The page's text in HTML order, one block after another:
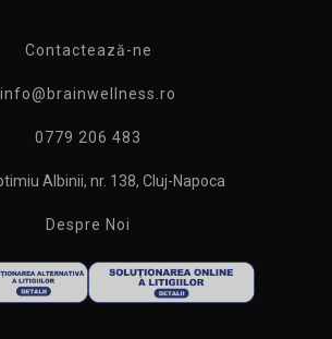
Contactează-ne
info@brainwellness.ro
0779 206 483
Albinii, nr. 138, Cluj-Napoca
Despre Noi